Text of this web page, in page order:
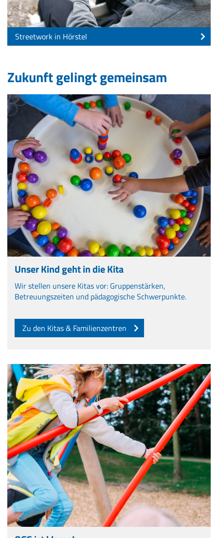
Streetwork in Hörstel
Zukunft gelingt gemeinsam
Unser Kind geht in die Kita
Wir stellen unsere Kitas vor: Gruppenstärken,
Betreuungszeiten und pädagogische Schwerpunkte.
Zu den Kitas & Familienzentren